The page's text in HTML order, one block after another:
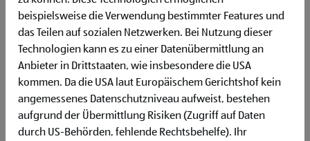
Qualifikationen, die ich mitbringe
Flexibilität für Früh- und Spätdienste (Montag bis
Begeisterung im Handel zu arbeiten und den
Unternehmenserfolg mitzugestalten
Freude an der Arbeit im Team für ein motiviertes
Miteinander
Bereitschaft zu körperlich anspruchsvollen Tätigkeiten
freundlich im Umgang mit Kund:innen für eine
beispielsweise die Verwendung bestimmter Features und
das Teilen auf sozialen Netzwerken. Bei Nutzung dieser
Technologien kann es zu einer Datenübermittlung an
Anbieter in Drittstaaten, wie insbesondere die USA
kommen. Da die USA laut Europäischem Gerichtshof kein
angemessenes Datenschutzniveau aufweist, bestehen
aufgrund der Übermittlung Risiken (Zugriff auf Daten
durch US-Behörden, fehlende Rechtsbehelfe). Ihr